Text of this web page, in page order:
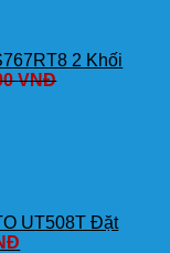
2 Khối
VNĐ
UT508T Đặt